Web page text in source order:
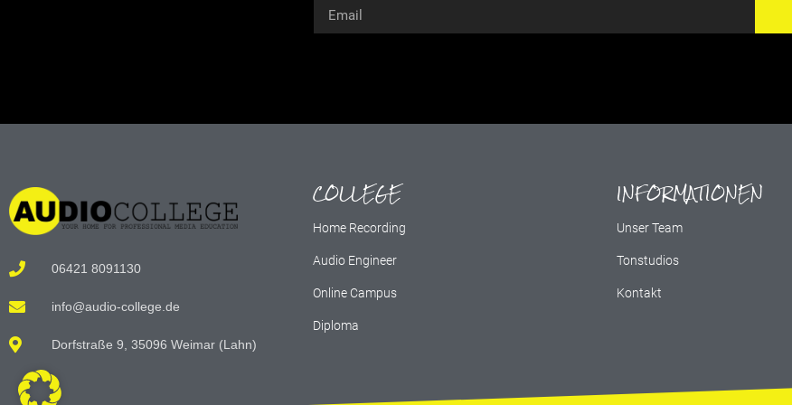
06421 8091130
info@audio-college.de
Dorfstraße 9, 35096 Weimar (Lahn)
COLLEGE
Home Recording
Audio Engineer
Online Campus
Diploma
INFORMATIONEN
Unser Team
Tonstudios
Kontakt